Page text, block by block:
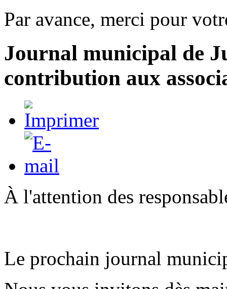
Par avance, merci pour
Journal municipal de
contribution aux
À l'attention des
Le prochain journal